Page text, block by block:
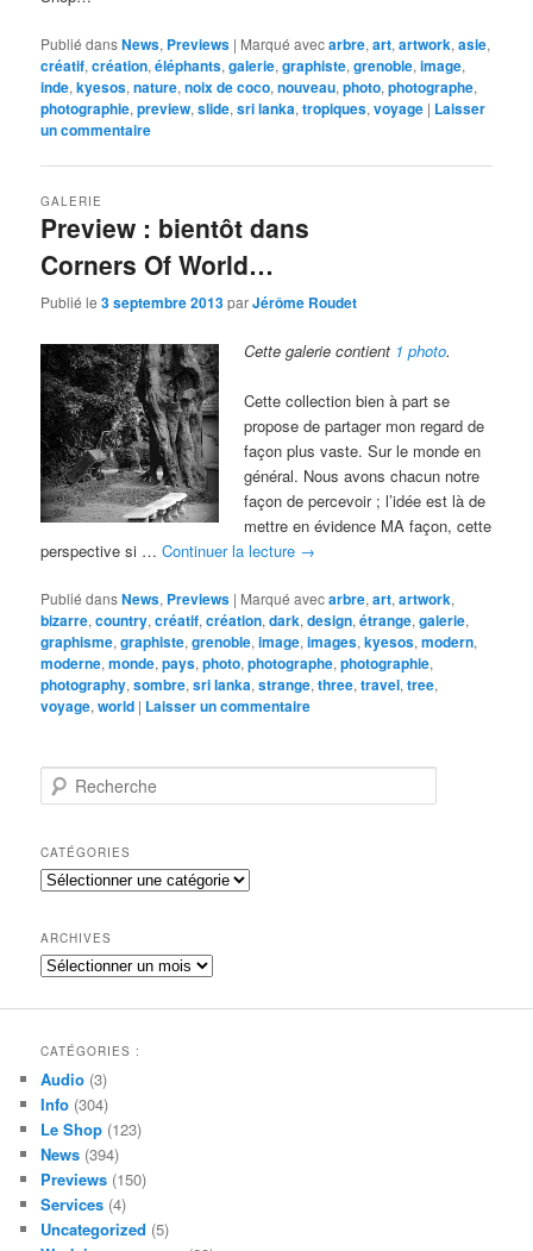
Publié dansNews, Previews | Marqué avecarbre,art,artwork,asie,
créatif,création,éléphants,galerie,graphiste,grenoble,image,
inde,kyesos,nature,noix de coco,nouveau,photo,photographe,
photographie,preview,slide,sri lanka,tropiques,voyage | Laisser
un commentaire
Preview : bientôt dans
Corners Of World…
GALERIE
Publié le3 septembre 2013parJérôme Roudet
Cette galerie contient 1 photo.
Cette collection bien à part se
propose de partager mon regard de
façon plus vaste. Sur le monde en
général. Nous avons chacun notre
façon de percevoir ; l’idée est là de
mettre en évidence MA façon, cette
perspective si …Continuer la lecture →
Publié dansNews, Previews | Marqué avecarbre,art,artwork,
bizarre,country,créatif,création,dark,design,étrange,galerie,
graphisme,graphiste,grenoble,image,images,kyesos,modern,
moderne,monde,pays,photo,photographe,photographie,
photography,sombre,sri lanka,strange,three,travel,tree,
voyage,world | Laisser un commentaire
e
h
e
r
h
e
CATÉGORIES
Catégories
ARCHIVES
Archives
CATÉGORIES :
Audio (3)
Info (304)
Le Shop (123)
News (394)
Previews (150)
Services (4)
Uncategorized (5)